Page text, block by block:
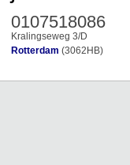
0107518086
Kralingseweg 3/D
Rotterdam (3062HB)